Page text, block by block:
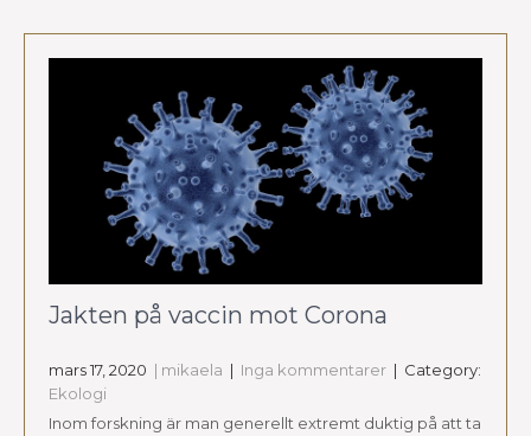
Jakten på vaccin mot Corona
mars 17, 2020 | mikaela | Inga kommentarer | Category:
Ekologi
Inom forskning är man generellt extremt duktig på att ta